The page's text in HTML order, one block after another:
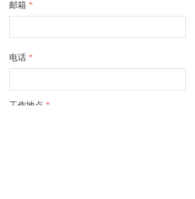
邮箱 *
电话 *
工作地点 *